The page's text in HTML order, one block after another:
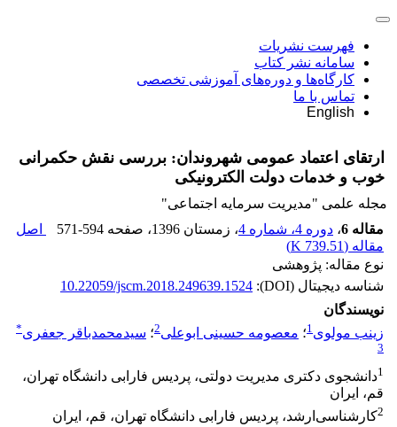
فهرست نشریات
سامانه نشر کتاب
کارگاه‌ها و دوره‌های آموزشی تخصصی
تماس با ما
English
ارتقای اعتماد عمومی شهروندان: بررسی نقش حکمرانی
خوب و خدمات دولت الکترونیکی
مجله علمی "مدیریت سرمایه اجتماعی"
مقاله 6
، دوره 4، شماره 4 ، زمستان 1396 ، صفحه 571-594
اصل
مقاله (739.51 K
)
نوع مقاله: پژوهشی
شناسه دیجیتال (DOI):
10.22059/jscm.2018.249639.1524
نویسندگان
زینب مولوی1؛ معصومه حسینی ابوعلی2؛ سیدمحمدباقر جعفری*
3
1دانشجوی دکتری مدیریت دولتی، پردیس فارابی دانشگاه تهران،
قم، ایران
2کارشناسی‌ارشد، پردیس فارابی دانشگاه تهران، قم، ایران